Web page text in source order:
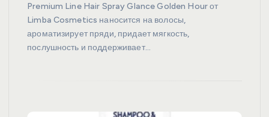
Premium Line Hair Spray Glance Golden Hour от
Limba Cosmetics наносится на волосы,
ароматизирует пряди, придает мягкость,
послушность и поддерживает…